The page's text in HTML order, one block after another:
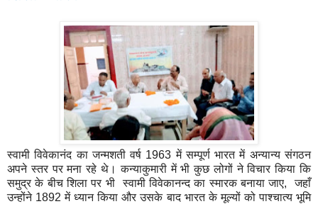
स्वामी विवेकानंद का जन्मशती वर्ष 1963 में सम्पूर्ण भारत में अन्यान्य संगठन
अपने स्तर पर मना रहे थे। कन्याकुमारी में भी कुछ लोगों ने विचार किया कि
समुद्र के बीच शिला पर भी स्वामी विवेकानन्द का स्मारक बनाया जाए, जहाँ
उन्होंने 1892 में ध्यान किया और उसके बाद भारत के मूल्यों को पाश्चात्य भूमि